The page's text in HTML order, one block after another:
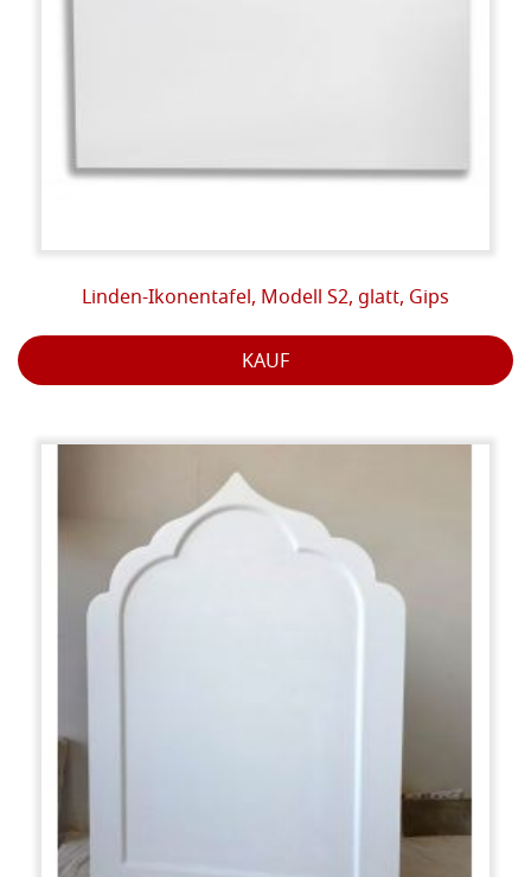
Linden-Ikonentafel, Modell S2, glatt, Gips
KAUF